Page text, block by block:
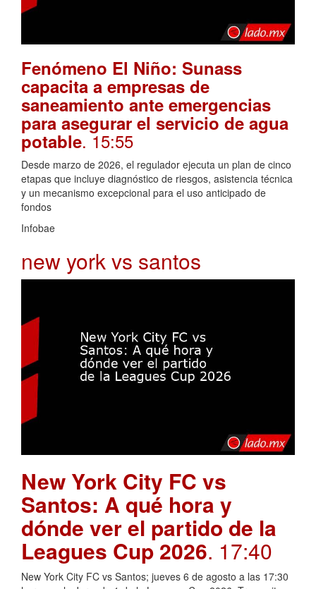
Fenómeno El Niño: Sunass
capacita a empresas de
saneamiento ante emergencias
para asegurar el servicio de agua
potable. 15:55
Desde marzo de 2026, el regulador ejecuta un plan de cinco
etapas que incluye diagnóstico de riesgos, asistencia técnica
y un mecanismo excepcional para el uso anticipado de
fondos
Infobae
new york vs santos
New York City FC vs
Santos: A qué hora y
dónde ver el partido de la
Leagues Cup 2026. 17:40
New York City FC vs Santos; jueves 6 de agosto a las 17:30